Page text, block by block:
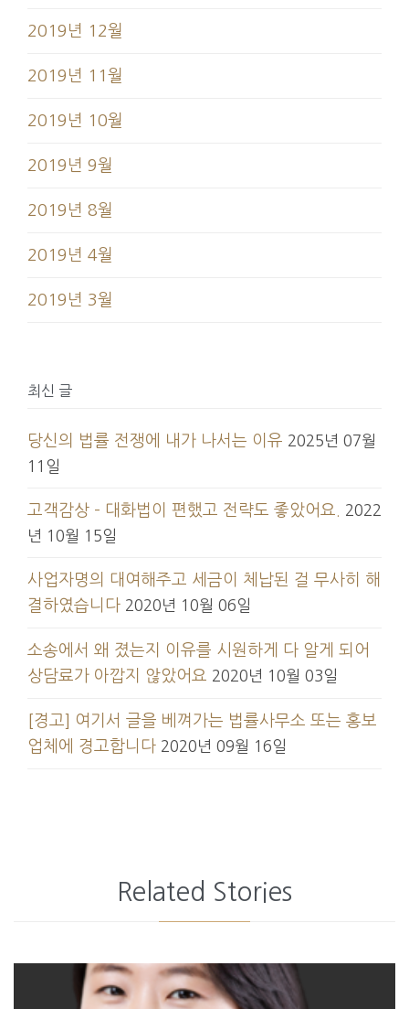
2019년 12월
2019년 11월
2019년 10월
2019년 9월
2019년 8월
2019년 4월
2019년 3월
최신 글
당신의 법률 전쟁에 내가 나서는 이유 2025년 07월
11일
고객감상 – 대화법이 편했고 전략도 좋았어요.
2022
년 10월 15일
사업자명의 대여해주고 세금이 체납된 걸 무사히 해
결하였습니다 2020년 10월 06일
소송에서 왜 졌는지 이유를 시원하게 다 알게 되어
상담료가 아깝지 않았어요 2020년 10월 03일
[경고] 여기서 글을 베껴가는 법률사무소 또는 홍보
업체에 경고합니다 2020년 09월 16일
Related Stories